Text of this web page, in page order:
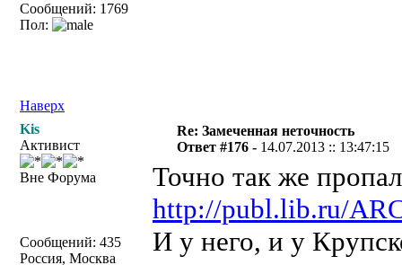
Сообщений: 1769
Пол:
Наверх
Kis
Активист
Вне Форума
Сообщений: 435
Россия, Москва
Re: Замеченная неточность
Ответ #176 - 14.07.2013 :: 13:47:15
Точно так же
http://publ.lib.ru/
И у него, и у